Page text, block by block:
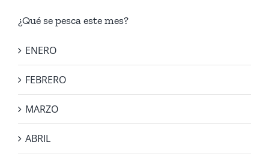
¿Qué se pesca este mes?
ENERO
FEBRERO
MARZO
ABRIL